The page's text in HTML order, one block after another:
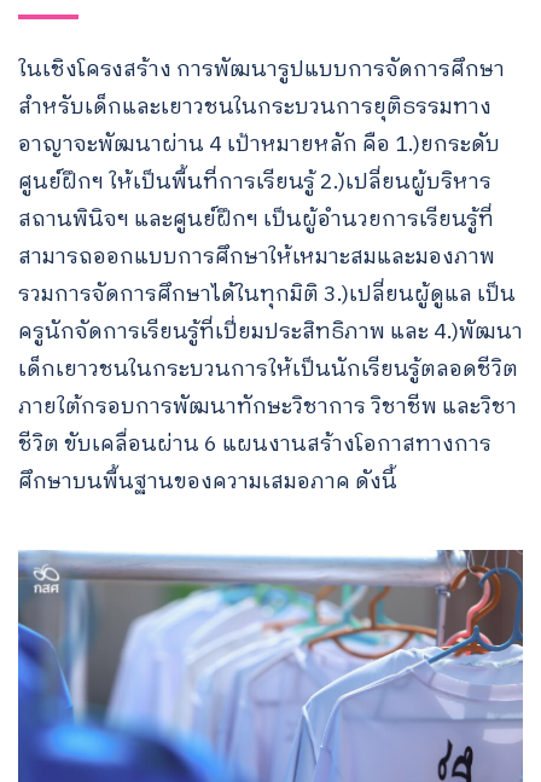
ในเชิงโครงสร้าง การพัฒนารูปแบบการจัดการศึกษา
สำหรับเด็กและเยาวชนในกระบวนการยุติธรรมทาง
อาญาจะพัฒนาผ่าน 4 เป้าหมายหลัก คือ 1.)ยกระดับ
ศูนย์ฝึกฯ ให้เป็นพื้นที่การเรียนรู้ 2.)เปลี่ยนผู้บริหาร
สถานพินิจฯ และศูนย์ฝึกฯ เป็นผู้อำนวยการเรียนรู้ที่
สามารถออกแบบการศึกษาให้เหมาะสมและมองภาพ
รวมการจัดการศึกษาได้ในทุกมิติ 3.)เปลี่ยนผู้ดูแล เป็น
ครูนักจัดการเรียนรู้ที่เปี่ยมประสิทธิภาพ และ 4.)พัฒนา
เด็กเยาวชนในกระบวนการให้เป็นนักเรียนรู้ตลอดชีวิต
ภายใต้กรอบการพัฒนาทักษะวิชาการ วิชาชีพ และวิชา
ชีวิต ขับเคลื่อนผ่าน 6 แผนงานสร้างโอกาสทางการ
ศึกษาบนพื้นฐานของความเสมอภาค ดังนี้